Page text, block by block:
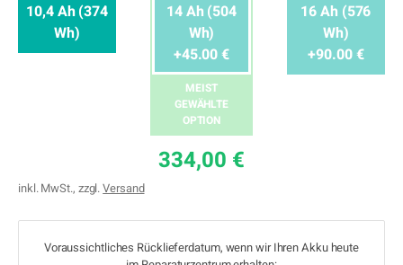
10,4 Ah (374
Wh)
14 Ah (504
Wh)
+45.00 €
MEIST
GEWÄHLTE
OPTION
16 Ah (576
Wh)
+90.00 €
334,00 €
inkl. MwSt., zzgl.Versand
Voraussichtliches Rücklieferdatum, wenn wir Ihren Akku heute